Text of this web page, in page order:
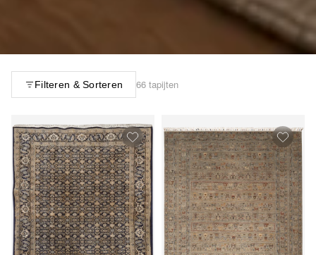
Filteren & Sorteren 66 tapijten